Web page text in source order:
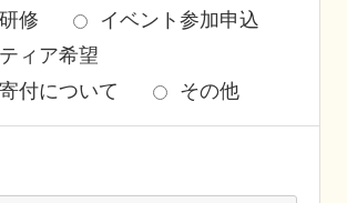
修
イベント参加申込
ィア希望
付について
その他